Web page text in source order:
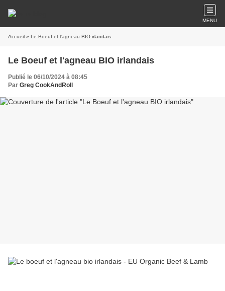
MENU
Accueil » Le Boeuf et l'agneau BIO irlandais
Le Boeuf et l'agneau BIO irlandais
Publié le 06/10/2024 à 08:45
Par Greg CookAndRoll